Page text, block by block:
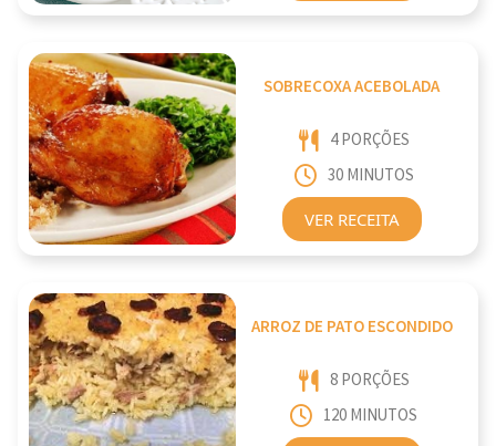
SOBRECOXA ACEBOLADA
4 PORÇÕES
30 MINUTOS
VER RECEITA
ARROZ DE PATO ESCONDIDO
8 PORÇÕES
120 MINUTOS